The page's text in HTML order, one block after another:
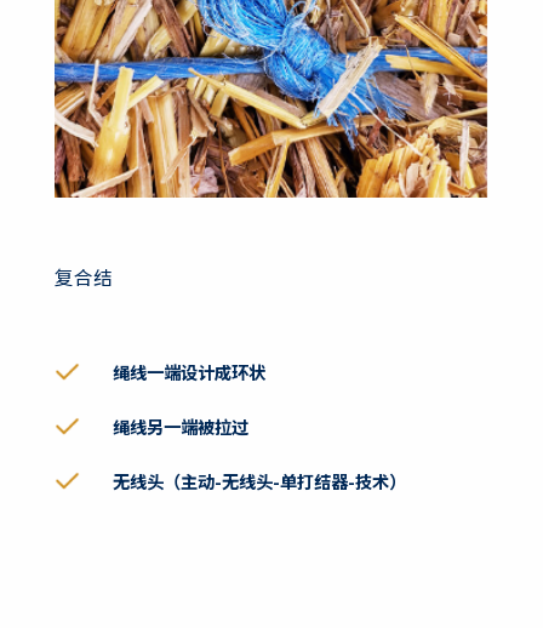
复合结
绳线一端设计成环状
绳线另一端被拉过
无线头（主动-无线头-单打结器-技术）